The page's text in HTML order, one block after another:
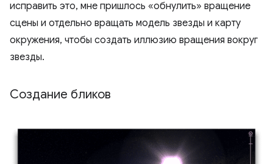
исправить это, мне пришлось «обнулить» вращение
сцены и отдельно вращать модель звезды и карту
окружения, чтобы создать иллюзию вращения вокруг
звезды.
Создание бликов